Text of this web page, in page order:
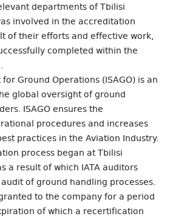
departments of Tbilisi
involved in the accreditation
of their efforts and effective work,
completed within the
Ground Operations (ISAGO) is an
global oversight of ground
ISAGO ensures the
procedures and increases
practices in the Aviation Industry.
process began at Tbilisi
a result of which IATA auditors
of ground handling processes.
to the company for a period
of which a recertification